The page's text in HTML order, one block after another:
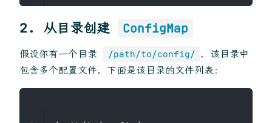
2. 从目录创建 ConfigMap
假设你有一个目录 /path/to/config/
，该目录中
包含多个配置文件，下面是该目录的文件列表：